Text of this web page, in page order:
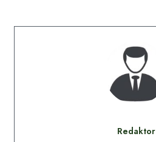
Redaktor